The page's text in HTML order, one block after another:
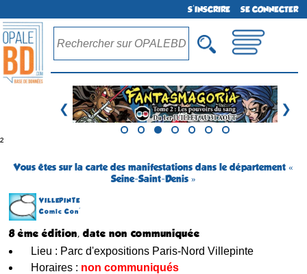
S'INSCRIRE SE CONNECTER
❮ ❯
²
Vous êtes sur la carte des manifestations dans le département «
Seine-Saint-Denis »
VILLEPINTE
Comic Con'
8 ème édition, date non communiquée
Lieu : Parc d'expositions Paris-Nord Villepinte
Horaires : non communiqués